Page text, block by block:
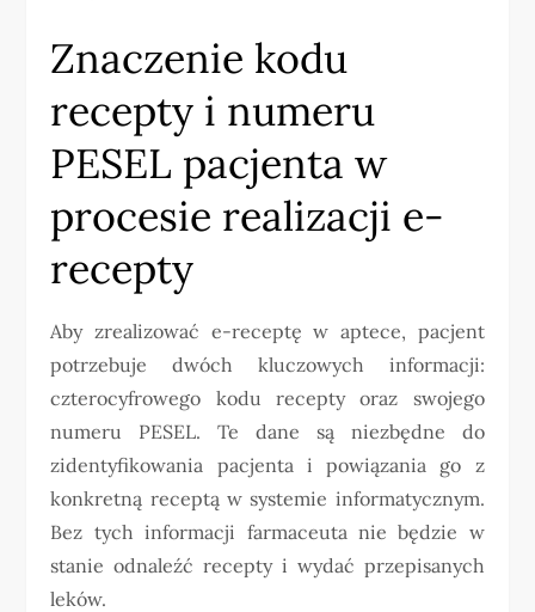
Znaczenie kodu
recepty i numeru
PESEL pacjenta w
procesie realizacji e-
recepty
Aby zrealizować e-receptę w aptece, pacjent
potrzebuje dwóch kluczowych informacji:
czterocyfrowego kodu recepty oraz swojego
numeru PESEL. Te dane są niezbędne do
zidentyfikowania pacjenta i powiązania go z
konkretną receptą w systemie informatycznym.
Bez tych informacji farmaceuta nie będzie w
stanie odnaleźć recepty i wydać przepisanych
leków.